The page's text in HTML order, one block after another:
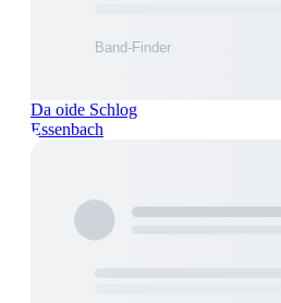
Da oide Schlog
Essenbach